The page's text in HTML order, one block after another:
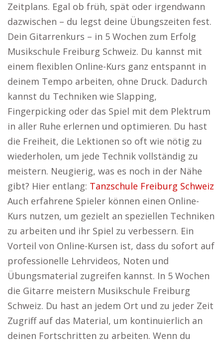
Zeitplans. Egal ob früh, spät oder irgendwann
dazwischen – du legst deine Übungszeiten fest.
Dein Gitarrenkurs – in 5 Wochen zum Erfolg
Musikschule Freiburg Schweiz. Du kannst mit
einem flexiblen Online-Kurs ganz entspannt in
deinem Tempo arbeiten, ohne Druck. Dadurch
kannst du Techniken wie Slapping,
Fingerpicking oder das Spiel mit dem Plektrum
in aller Ruhe erlernen und optimieren. Du hast
die Freiheit, die Lektionen so oft wie nötig zu
wiederholen, um jede Technik vollständig zu
meistern. Neugierig, was es noch in der Nähe
gibt? Hier entlang: Tanzschule Freiburg Schweiz
Auch erfahrene Spieler können einen Online-
Kurs nutzen, um gezielt an speziellen Techniken
zu arbeiten und ihr Spiel zu verbessern. Ein
Vorteil von Online-Kursen ist, dass du sofort auf
professionelle Lehrvideos, Noten und
Übungsmaterial zugreifen kannst. In 5 Wochen
die Gitarre meistern Musikschule Freiburg
Schweiz. Du hast an jedem Ort und zu jeder Zeit
Zugriff auf das Material, um kontinuierlich an
deinen Fortschritten zu arbeiten. Wenn du